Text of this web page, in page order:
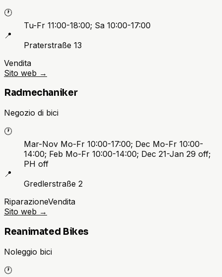
🕐
Tu-Fr 11:00-18:00; Sa 10:00-17:00
📍
Praterstraße 13
Vendita
Sito web →
Radmechaniker
Negozio di bici
🕐
Mar-Nov Mo-Fr 10:00-17:00; Dec Mo-Fr 10:00-
14:00; Feb Mo-Fr 10:00-14:00; Dec 21-Jan 29 off;
PH off
📍
Gredlerstraße 2
RiparazioneVendita
Sito web →
Reanimated Bikes
Noleggio bici
🕐